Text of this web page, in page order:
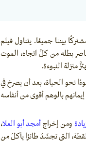
بيننا جميعًا. يتناول فيلم
بطله من كلِّ اتجاه، الموت
منزلة النبوءة.
نحو الحياة، بعد أن يصرخ في
بالوهم أقوى من أنفاسه
ومن إخراج أمجد أبو العلا،
التي تجسِّدُ طائرًا يأكلُ من